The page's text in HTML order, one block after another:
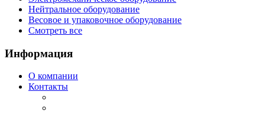
Нейтральное оборудование
Весовое и упаковочное оборудование
Смотреть все
Информация
О компании
Контакты